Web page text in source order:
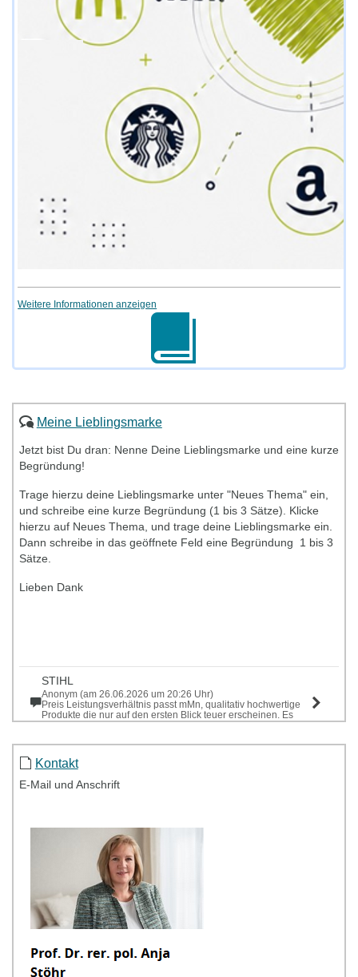
Weitere Informationen anzeigen
Meine Lieblingsmarke
Jetzt bist Du dran: Nenne Deine Lieblingsmarke und eine kurze
Begründung!
Trage hierzu deine Lieblingsmarke unter "Neues Thema" ein,
und schreibe eine kurze Begründung (1 bis 3 Sätze). Klicke
hierzu auf Neues Thema, und trage deine Lieblingsmarke ein.
Dann schreibe in das geöffnete Feld eine Begründung 1 bis 3
Sätze.
Lieben Dank
STIHL
Anonym (am 26.06.2026 um 20:26 Uhr)
Preis Leistungsverhältnis passt mMn, qualitativ hochwertige
Produkte die nur auf den ersten Blick teuer erscheinen. Es
stimmt der Service nach dem Kau...
Anonym (am 26.06.2026 um 20:05 Uhr)
gutes Design (z.B grüne Kawasaki Ninja, Technisch gut
Anja Stöhr (am 26.06.2026 um 11:17 Uhr)
"Termine. Träume. Maritim." Verlässliche Qualität und
umfassender Service an erstklassigen Standorten.
Harley-Davidson
Anja Stöhr (am 26.06.2026 um 11:13 Uhr)
Harley-Davidson: Der Mythos von Freiheit & Rebellion
Harley-Davidson besitzt eine der stärksten und loyalsten
Marken-Communities der Welt.
Walt Disney
Anja Stöhr (am 26.06.2026 um 11:11 Uhr)
Walt Disney: Disney ist der Inbegriff einer Markenwelt, die
Kontakt
E-Mail und Anschrift